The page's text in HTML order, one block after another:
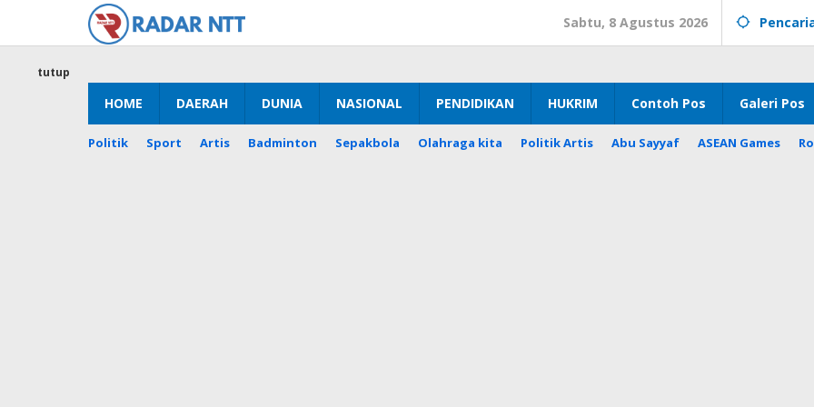
konten
Sabtu, 8 Agustus 2026
HOME DAERAH DUNIA NASIONAL PENDIDIKAN HUKRIM Contoh Pos Galeri Pos
Politik Sport Artis Badminton Sepakbola Olahraga kita Politik Artis Abu Sayyaf ASEAN Games
tutup